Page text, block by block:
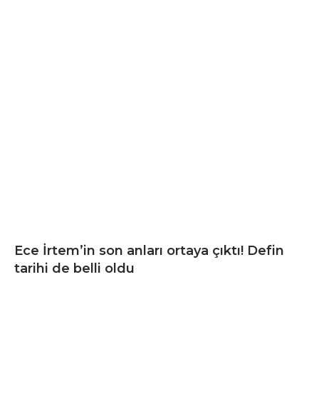
Ece İrtem’in son anları ortaya çıktı! Defin
tarihi de belli oldu